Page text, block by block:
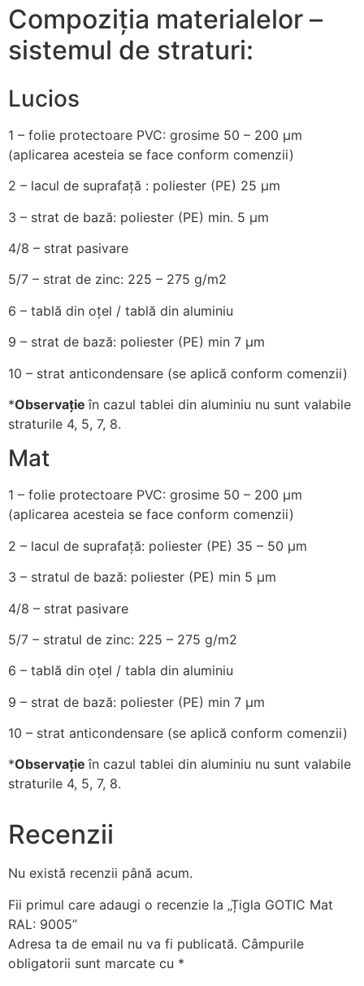
Compoziția materialelor –
sistemul de straturi:
Lucios
1 – folie protectoare PVC: grosime 50 – 200 µm
(aplicarea acesteia se face conform comenzii)
2 – lacul de suprafață : poliester (PE) 25 µm
3 – strat de bază: poliester (PE) min. 5 µm
4/8 – strat pasivare
5/7 – strat de zinc: 225 – 275 g/m2
6 – tablă din oțel / tablă din aluminiu
9 – strat de bază: poliester (PE) min 7 µm
10 – strat anticondensare (se aplică conform comenzii)
*Observațieîn cazul tablei din aluminiu nu sunt valabile
straturile 4, 5, 7, 8.
Mat
1 – folie protectoare PVC: grosime 50 – 200 µm
(aplicarea acesteia se face conform comenzii)
2 – lacul de suprafață: poliester (PE) 35 – 50 µm
3 – stratul de bază: poliester (PE) min 5 µm
4/8 – strat pasivare
5/7 – stratul de zinc: 225 – 275 g/m2
6 – tablă din oțel / tabla din aluminiu
9 – strat de bază: poliester (PE) min 7 µm
10 – strat anticondensare (se aplică conform comenzii)
*Observațieîn cazul tablei din aluminiu nu sunt valabile
straturile 4, 5, 7, 8.
Recenzii
Nu există recenzii până acum.
Fii primul care adaugi o recenzie la „Țigla GOTIC Mat
RAL: 9005”
Adresa ta de email nu va fi publicată. Câmpurile
obligatorii sunt marcate cu *